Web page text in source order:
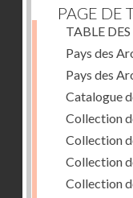
PAGE DE
TABLE
Pays des
Pays des
Catalogue
Collection
Collection
Collection
Collection